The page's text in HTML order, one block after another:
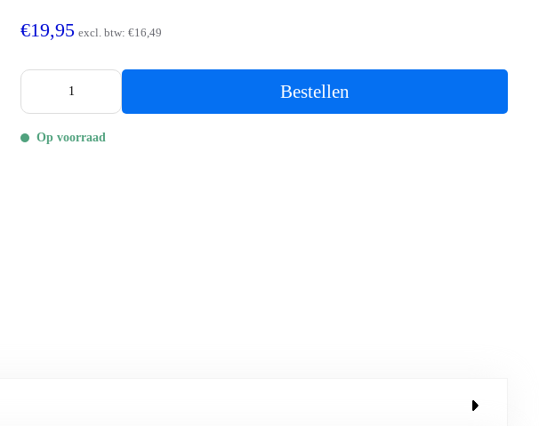
€19,95 excl. btw:€16,49
Bestellen
Op voorraad